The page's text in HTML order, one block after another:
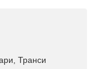
Транси